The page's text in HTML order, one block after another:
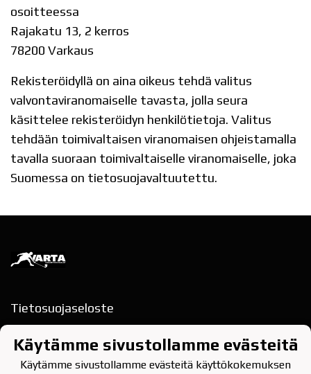
osoitteessa
Rajakatu 13, 2 kerros
78200 Varkaus
Rekisteröidyllä on aina oikeus tehdä valitus
valvontaviranomaiselle tavasta, jolla seura
käsittelee rekisteröidyn henkilötietoja. Valitus
tehdään toimivaltaisen viranomaisen ohjeistamalla
tavalla suoraan toimivaltaiselle viranomaiselle, joka
Suomessa on tietosuojavaltuutettu.
Tietosuojaseloste
Rajakatu 13, 2.krs
78200 VARKAUS
puh. 040-354 9622
Käytämme sivustollamme evästeitä
Käytämme sivustollamme evästeitä käyttökokemuksen